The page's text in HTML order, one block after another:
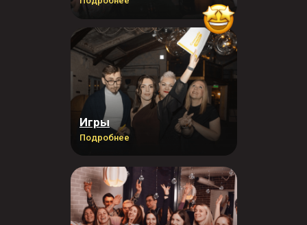
Подробнее
Игры